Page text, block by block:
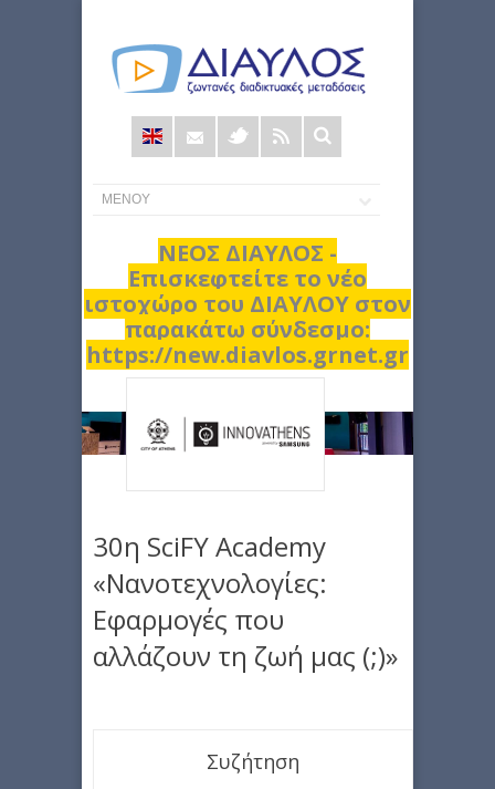
Φόρμα
αναζήτησης
ΝΕΟΣ ΔΙΑΥΛΟΣ -
Επισκεφτείτε το νέο
ιστοχώρο του ΔΙΑΥΛΟΥ στον
παρακάτω σύνδεσμο:
https://new.diavlos.grnet.gr
30η SciFY Academy
«Νανοτεχνολογίες:
Εφαρμογές που
αλλάζουν τη ζωή μας (;)»
Συζήτηση